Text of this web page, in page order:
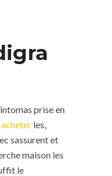
prise en
les,
sassurent et
maison les
le